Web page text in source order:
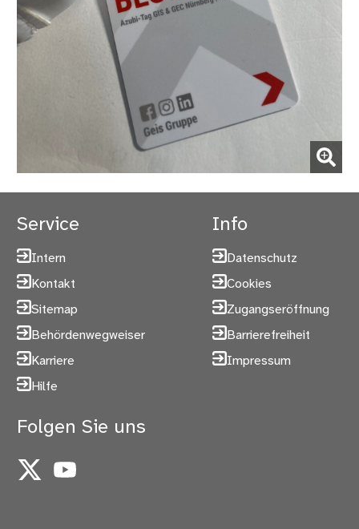
Service
Intern
Kontakt
Sitemap
Behördenwegweiser
Karriere
Hilfe
Info
Datenschutz
Cookies
Zugangseröffnung
Barrierefreiheit
Impressum
Folgen Sie uns
X YouTube